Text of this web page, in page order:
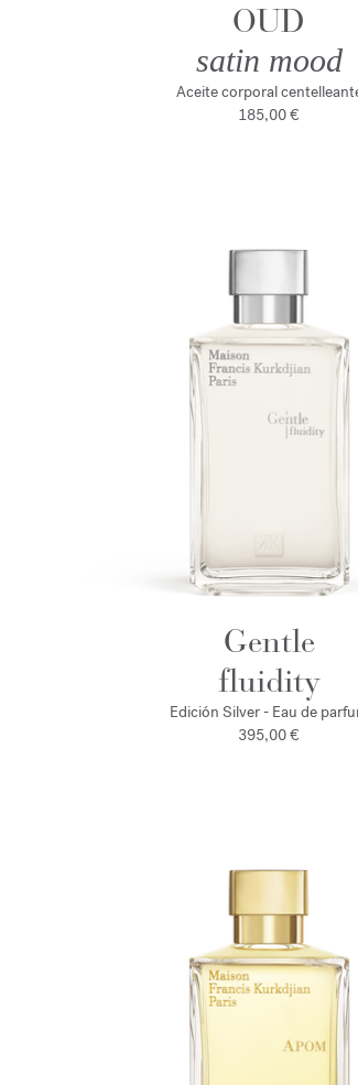
OUD
satin mood
Aceite corporal
185,00 €
Gentle
fluidity
Edición Silver - Eau de
395,00 €